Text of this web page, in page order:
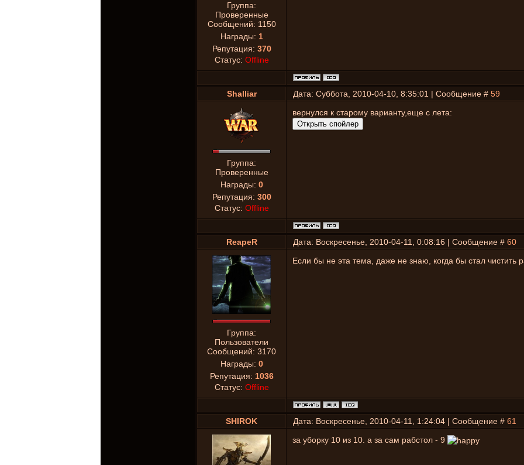
Группа:
Проверенные
Сообщений: 1150
Награды: 1
Репутация: 370
Статус: Offline
Shalliar Дата: Суббота, 2010-04-10, 8:35:01 | Сообщение # 59
Группа:
Проверенные
Награды: 0
Репутация: 300
Статус: Offline
вернулся к старому варианту,еще с лета:
ReapeR Дата: Воскресенье, 2010-04-11, 0:08:16 | Сообщение # 60
Группа:
Пользователи
Сообщений: 3170
Награды: 0
Репутация: 1036
Статус: Offline
Если бы не эта тема, даже не знаю, когда бы стал чистить
SHIROK Дата: Воскресенье, 2010-04-11, 1:24:04 | Сообщение # 61
за уборку 10 из 10. а за сам рабстол - 9